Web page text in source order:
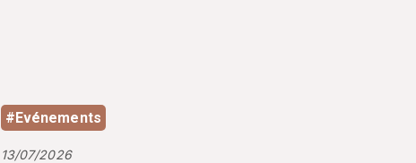
#Evénements
13/07/2026